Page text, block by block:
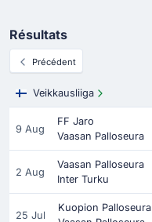
Résultats
Précédent
Veikkausliiga
9 Aug
FF Jaro
Vaasan Palloseura
2 Aug
Vaasan Palloseura
Inter Turku
25 Jul
Kuopion Palloseura